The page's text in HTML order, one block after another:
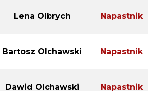
Lena Olbrych Napastnik
Bartosz Olchawski Napastnik
Dawid Olchawski Napastnik